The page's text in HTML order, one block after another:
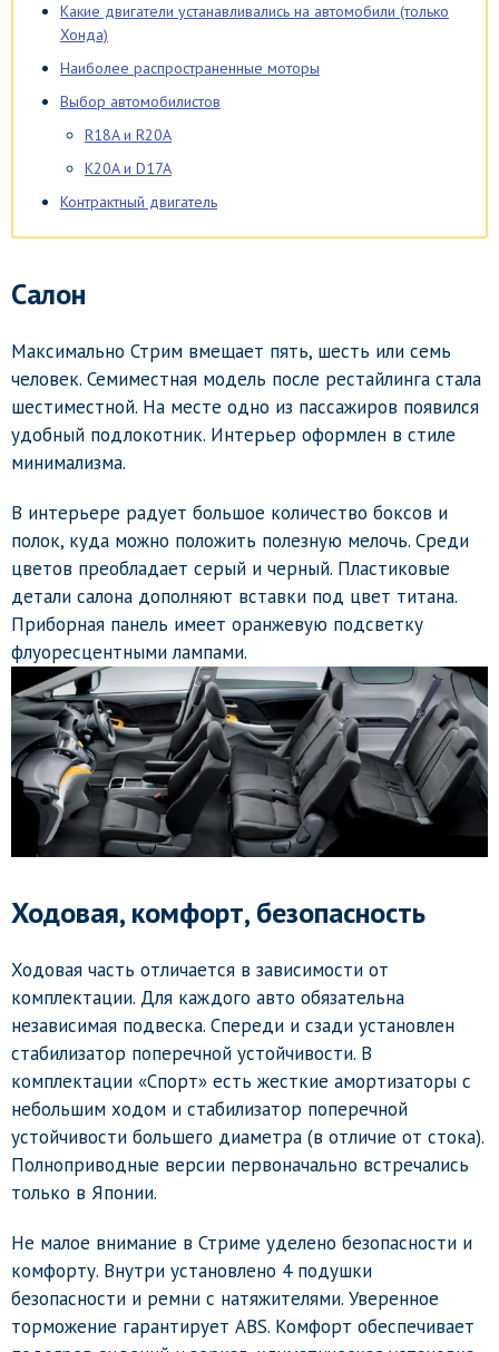
Какие двигатели устанавливались на автомобили (только
Хонда)
Наиболее распространенные моторы
Выбор автомобилистов
R18A и R20A
K20A и D17A
Контрактный двигатель
Салон
Максимально Стрим вмещает пять, шесть или семь
человек. Семиместная модель после рестайлинга стала
шестиместной. На месте одно из пассажиров появился
удобный подлокотник. Интерьер оформлен в стиле
минимализма.
В интерьере радует большое количество боксов и
полок, куда можно положить полезную мелочь. Среди
цветов преобладает серый и черный. Пластиковые
детали салона дополняют вставки под цвет титана.
Приборная панель имеет оранжевую подсветку
флуоресцентными лампами.
Ходовая, комфорт, безопасность
Ходовая часть отличается в зависимости от
комплектации. Для каждого авто обязательна
независимая подвеска. Спереди и сзади установлен
стабилизатор поперечной устойчивости. В
комплектации «Спорт» есть жесткие амортизаторы с
небольшим ходом и стабилизатор поперечной
устойчивости большего диаметра (в отличие от стока).
Полноприводные версии первоначально встречались
только в Японии.
Не малое внимание в Стриме уделено безопасности и
комфорту. Внутри установлено 4 подушки
безопасности и ремни с натяжителями. Уверенное
торможение гарантирует ABS. Комфорт обеспечивает